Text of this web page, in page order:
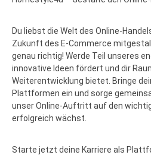
Du liebst die Welt des Online-
Zukunft des E-Commerce
genau richtig! Werde Teil unseres
innovative Ideen fördert und dir
Weiterentwicklung bietet. Bringe
Plattformen ein und sorge
unser Online-Auftritt auf den
erfolgreich wächst.
Starte jetzt deine Karriere als